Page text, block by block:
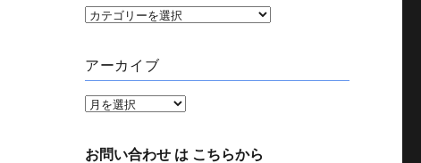
カ
ゴ
リ
ー
アーカイブ
ア
カ
お問い合わせ は こちらから